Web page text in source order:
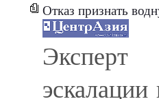
Отказ признать
Эксперт